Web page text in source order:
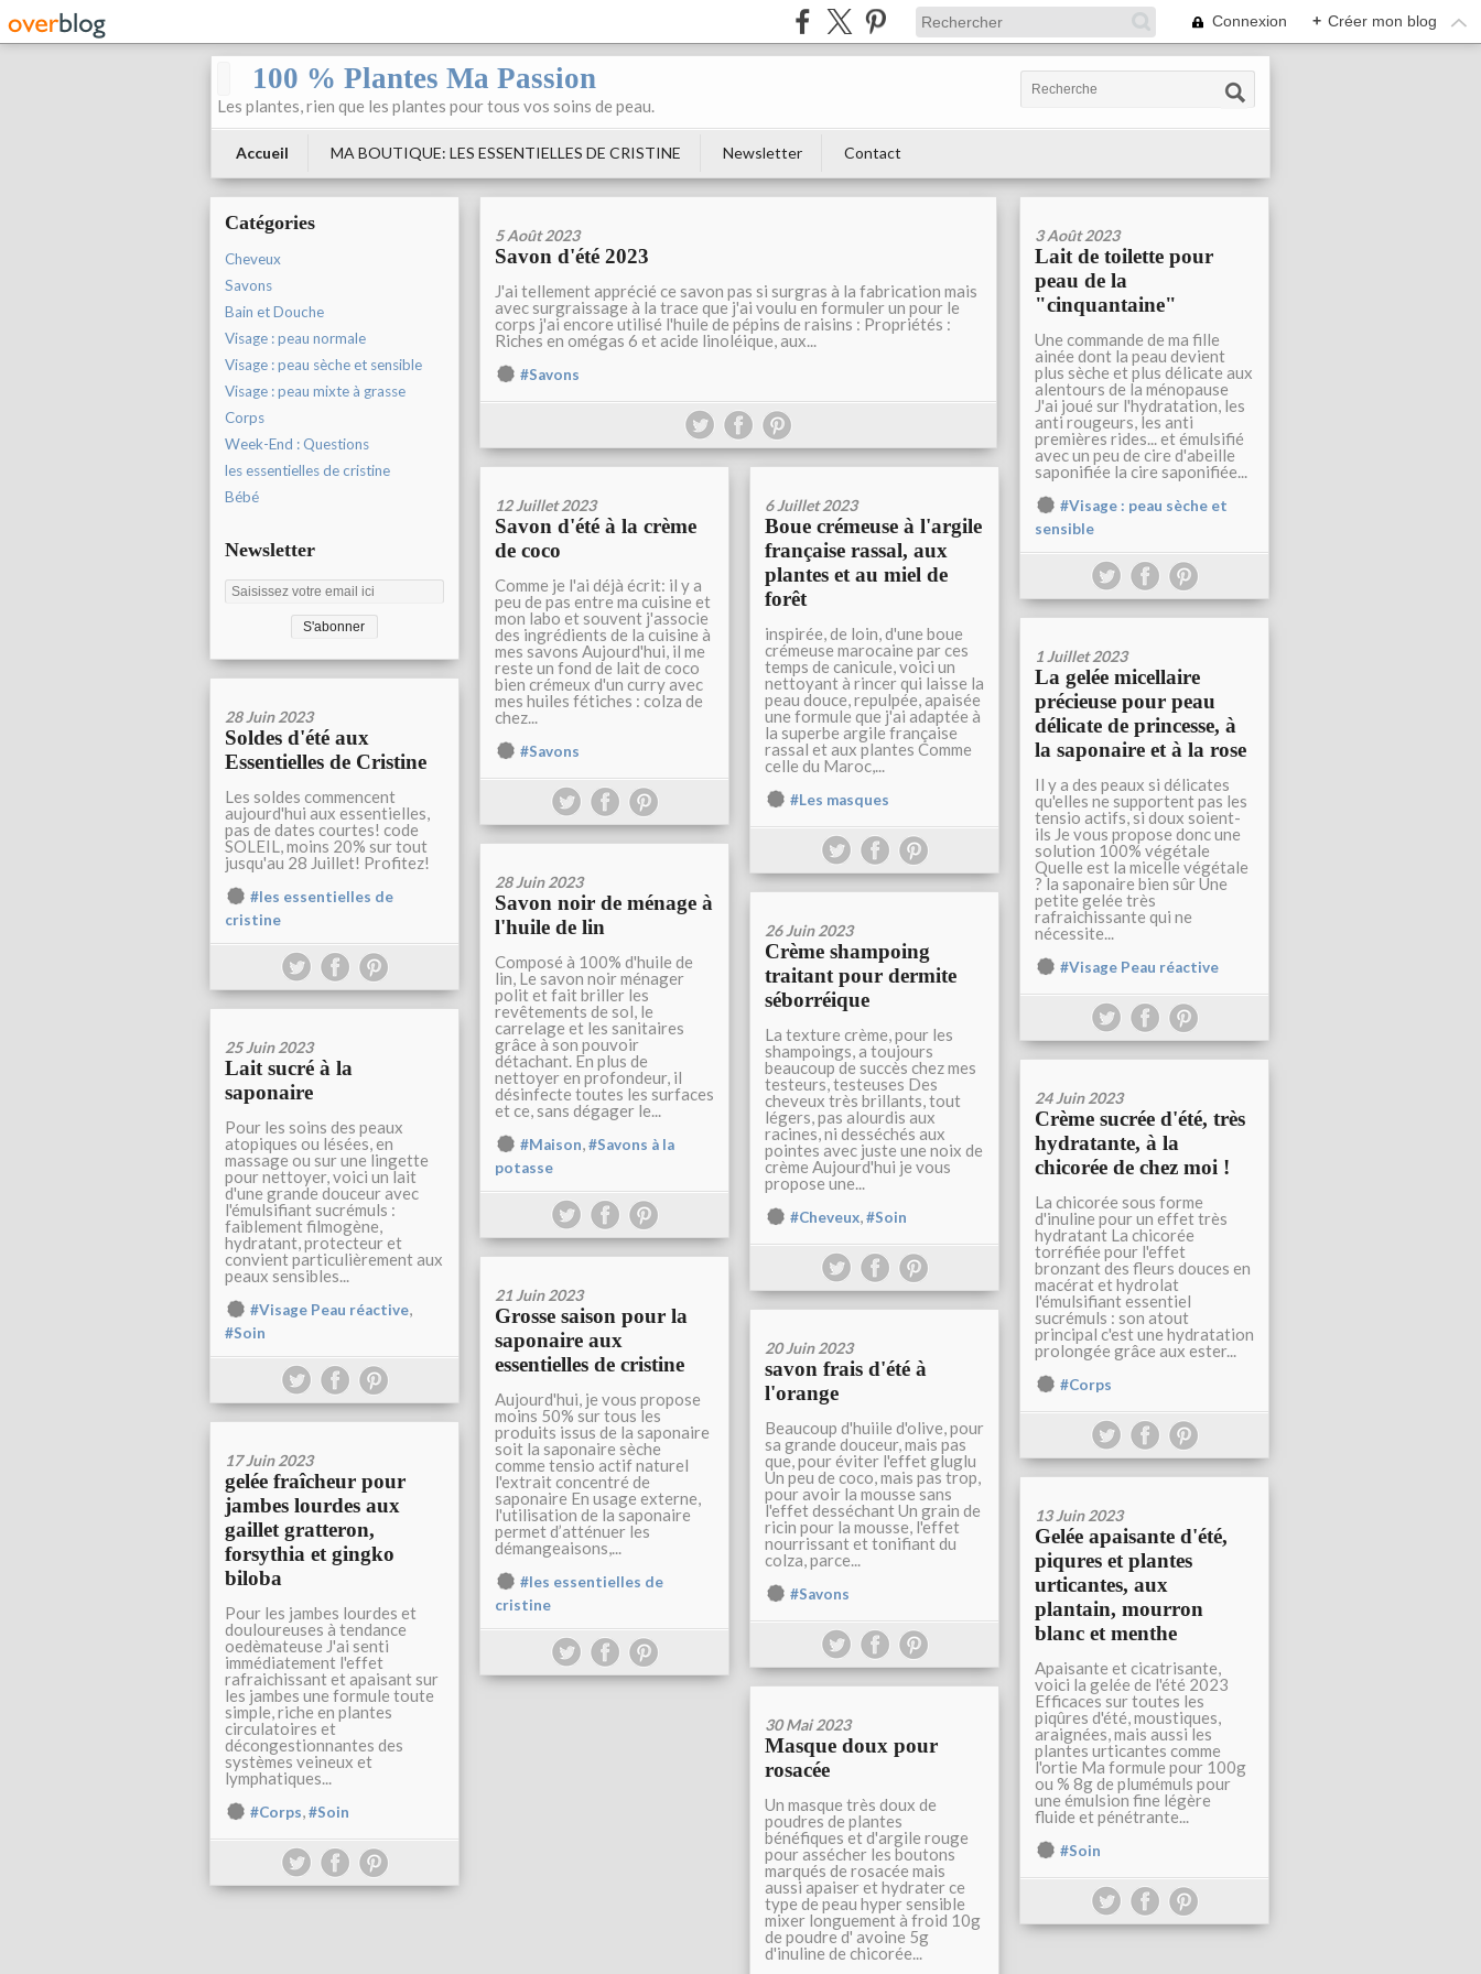
Connexion + Créer mon blog
100 % Plantes Ma Passion
Les plantes, rien que les plantes pour tous vos soins de peau.
Accueil MA BOUTIQUE: LES ESSENTIELLES DE CRISTINE Newsletter Contact
Catégories
Cheveux
Savons
Bain et Douche
Visage : peau normale
Visage : peau sèche et sensible
Visage : peau mixte à grasse
Corps
Week-End : Questions
les essentielles de cristine
Bébé
Newsletter
5 Août 2023
Savon d'été 2023
J'ai tellement apprécié ce savon pas si surgras à la fabrication mais
avec surgraissage à la trace que j'ai voulu en formuler un pour le
corps j'ai encore utilisé l'huile de pépins de raisins : Propriétés :
Riches en omégas 6 et acide linoléique, aux...
#Savons
3 Août 2023
Lait de toilette pour
peau de la
"cinquantaine"
Une commande de ma fille
ainée dont la peau devient
plus sèche et plus délicate aux
alentours de la ménopause
J'ai joué sur l'hydratation, les
anti rougeurs, les anti
premières rides... et émulsifié
avec un peu de cire d'abeille
saponifiée la cire saponifiée...
#Visage : peau sèche et
sensible
12 Juillet 2023
Savon d'été à la crème
de coco
Comme je l'ai déjà écrit: il y a
peu de pas entre ma cuisine et
mon labo et souvent j'associe
des ingrédients de la cuisine à
mes savons Aujourd'hui, il me
reste un fond de lait de coco
bien crémeux d'un curry avec
mes huiles fétiches : colza de
chez...
#Savons
6 Juillet 2023
Boue crémeuse à l'argile
française rassal, aux
plantes et au miel de
forêt
inspirée, de loin, d'une boue
crémeuse marocaine par ces
temps de canicule, voici un
nettoyant à rincer qui laisse la
peau douce, repulpée, apaisée
une formule que j'ai adaptée à
la superbe argile française
rassal et aux plantes Comme
celle du Maroc,...
#Les masques
1 Juillet 2023
La gelée micellaire
précieuse pour peau
délicate de princesse, à
la saponaire et à la rose
Il y a des peaux si délicates
qu'elles ne supportent pas les
tensio actifs, si doux soient-
ils Je vous propose donc une
solution 100% végétale
Quelle est la micelle végétale
? la saponaire bien sûr Une
petite gelée très
rafraichissante qui ne
nécessite...
#Visage Peau réactive
28 Juin 2023
Soldes d'été aux
Essentielles de Cristine
Les soldes commencent
aujourd'hui aux essentielles,
pas de dates courtes! code
SOLEIL, moins 20% sur tout
jusqu'au 28 Juillet! Profitez!
#les essentielles de
cristine
28 Juin 2023
Savon noir de ménage à
l'huile de lin
Composé à 100% d'huile de
lin, Le savon noir ménager
polit et fait briller les
revêtements de sol, le
carrelage et les sanitaires
grâce à son pouvoir
détachant. En plus de
nettoyer en profondeur, il
désinfecte toutes les surfaces
et ce, sans dégager le...
#Maison,#Savons à la
potasse
26 Juin 2023
Crème shampoing
traitant pour dermite
séborréique
La texture crème, pour les
shampoings, a toujours
beaucoup de succès chez mes
testeurs, testeuses Des
cheveux très brillants, tout
légers, pas alourdis aux
racines, ni desséchés aux
pointes avec juste une noix de
crème Aujourd'hui je vous
propose une...
#Cheveux,#Soin
25 Juin 2023
Lait sucré à la
saponaire
Pour les soins des peaux
atopiques ou lésées, en
massage ou sur une lingette
pour nettoyer, voici un lait
d'une grande douceur avec
l'émulsifiant sucrémuls :
faiblement filmogène,
hydratant, protecteur et
convient particulièrement aux
peaux sensibles...
#Visage Peau réactive,
#Soin
24 Juin 2023
Crème sucrée d'été, très
hydratante, à la
chicorée de chez moi !
La chicorée sous forme
d'inuline pour un effet très
hydratant La chicorée
torréfiée pour l'effet
bronzant des fleurs douces en
macérat et hydrolat
l'émulsifiant essentiel
sucrémuls : son atout
principal c'est une hydratation
prolongée grâce aux ester...
#Corps
21 Juin 2023
Grosse saison pour la
saponaire aux
essentielles de cristine
Aujourd'hui, je vous propose
moins 50% sur tous les
produits issus de la saponaire
soit la saponaire sèche
comme tensio actif naturel
l'extrait concentré de
saponaire En usage externe,
l'utilisation de la saponaire
permet d’atténuer les
démangeaisons,...
#les essentielles de
cristine
20 Juin 2023
savon frais d'été à
l'orange
Beaucoup d'huiile d'olive, pour
sa grande douceur, mais pas
que, pour éviter l'effet gluglu
Un peu de coco, mais pas trop,
pour avoir la mousse sans
l'effet desséchant Un grain de
ricin pour la mousse, l'effet
nourrissant et tonifiant du
colza, parce...
#Savons
17 Juin 2023
gelée fraîcheur pour
jambes lourdes aux
gaillet gratteron,
forsythia et gingko
biloba
Pour les jambes lourdes et
douloureuses à tendance
oedèmateuse J'ai senti
immédiatement l'effet
rafraichissant et apaisant sur
les jambes une formule toute
simple, riche en plantes
circulatoires et
décongestionnantes des
systèmes veineux et
lymphatiques...
#Corps,#Soin
13 Juin 2023
Gelée apaisante d'été,
piqures et plantes
urticantes, aux
plantain, mourron
blanc et menthe
Apaisante et cicatrisante,
voici la gelée de l'été 2023
Efficaces sur toutes les
piqûres d'été, moustiques,
araignées, mais aussi les
plantes urticantes comme
l'ortie Ma formule pour 100g
ou % 8g de plumémuls pour
une émulsion fine légère
fluide et pénétrante...
#Soin
30 Mai 2023
Masque doux pour
rosacée
Un masque très doux de
poudres de plantes
bénéfiques et d'argile rouge
pour assécher les boutons
marqués de rosacée mais
aussi apaiser et hydrater ce
type de peau hyper sensible
mixer longuement à froid 10g
de poudre d' avoine 5g
d'inuline de chicorée...